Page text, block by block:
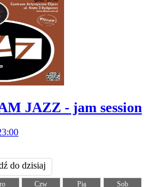
JAZZ - jam session
do dzisiaj
Czw Pią Sob